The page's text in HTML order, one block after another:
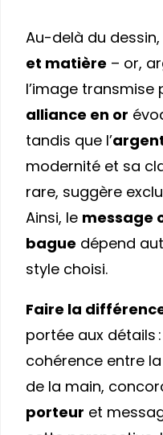
Au-delà du dessin,
et matière – or,
l’image transmise
alliance en or
tandis que l’
modernité et sa
rare, suggère
Ainsi, le message
bague dépend
style choisi.
Faire la
portée aux détails :
cohérence entre la
de la main,
porteur et